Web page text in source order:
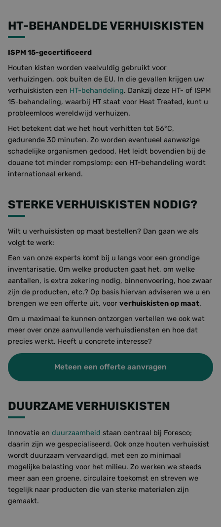
HT-BEHANDELDE VERHUISKISTEN
ISPM 15-gecertificeerd
Houten kisten worden veelvuldig gebruikt voor
verhuizingen, ook buíten de EU. In die gevallen krijgen uw
verhuiskisten een HT-behandeling. Dankzij deze HT- of ISPM
15-behandeling, waarbij HT staat voor Heat Treated, kunt u
probleemloos wereldwijd verhuizen.
Het betekent dat we het hout verhitten tot 56°C,
gedurende 30 minuten. Zo worden eventueel aanwezige
schadelijke organismen gedood. Het leidt bovendien bij de
douane tot minder rompslomp: een HT-behandeling wordt
internationaal erkend.
STERKE VERHUISKISTEN NODIG?
Wilt u verhuiskisten op maat bestellen? Dan gaan we als
volgt te werk:
Een van onze experts komt bij u langs voor een grondige
inventarisatie. Om welke producten gaat het, om welke
aantallen, is extra zekering nodig, binnenvoering, hoe zwaar
zijn de producten, etc.? Op basis hiervan adviseren we u en
brengen we een offerte uit, voor verhuiskisten op maat.
Om u maximaal te kunnen ontzorgen vertellen we ook wat
meer over onze aanvullende verhuisdiensten en hoe dat
precies werkt. Heeft u concrete interesse?
Meteen een offerte aanvragen
DUURZAME VERHUISKISTEN
Innovatie en duurzaamheid staan centraal bij Foresco;
daarin zijn we gespecialiseerd. Ook onze houten verhuiskist
wordt duurzaam vervaardigd, met een zo minimaal
mogelijke belasting voor het milieu. Zo werken we steeds
meer aan een groene, circulaire toekomst en streven we
tegelijk naar producten die van sterke materialen zijn
gemaakt.